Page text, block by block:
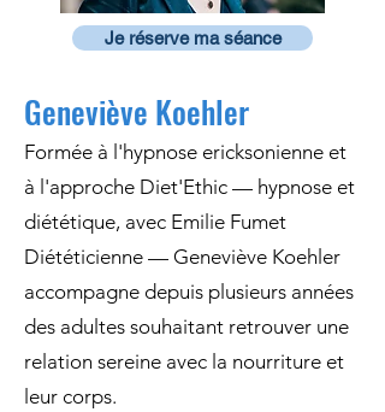
Je réserve ma séance
Geneviève Koehler
Formée à l'hypnose ericksonienne et
à l'approche Diet'Ethic — hypnose et
diététique, avec Emilie Fumet
Diététicienne — Geneviève Koehler
accompagne depuis plusieurs années
des adultes souhaitant retrouver une
relation sereine avec la nourriture et
leur corps.